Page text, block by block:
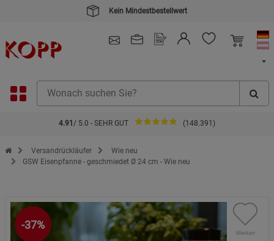
Kein Mindestbestellwert
4.91 / 5.0 - SEHR GUT (148.391)
Zur Startseite des Kopp Verlag Online-Shop
Versandrückläufer
Wie neu
GSW Eisenpfanne - geschmiedet Ø 24 cm - Wie neu
-37%
Merken